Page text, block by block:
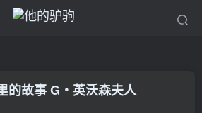
的故事 G‧英沃森夫人